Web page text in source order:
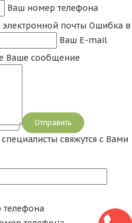
Ваш номер телефона
почты Ошибка в
Ваш E-mail
Ваше сообщение
Сообщение
свяжутся с Вами
телефона